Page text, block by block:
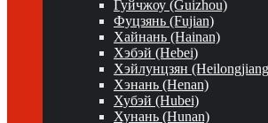
Гуйчжоу (Guizhou)
Фуцзянь (Fujian)
Хайнань (Hainan)
Хэбэй (Hebei)
Хэйлунцзян
Хэнань (Henan)
Хубэй (Hubei)
Хунань (Hunan)